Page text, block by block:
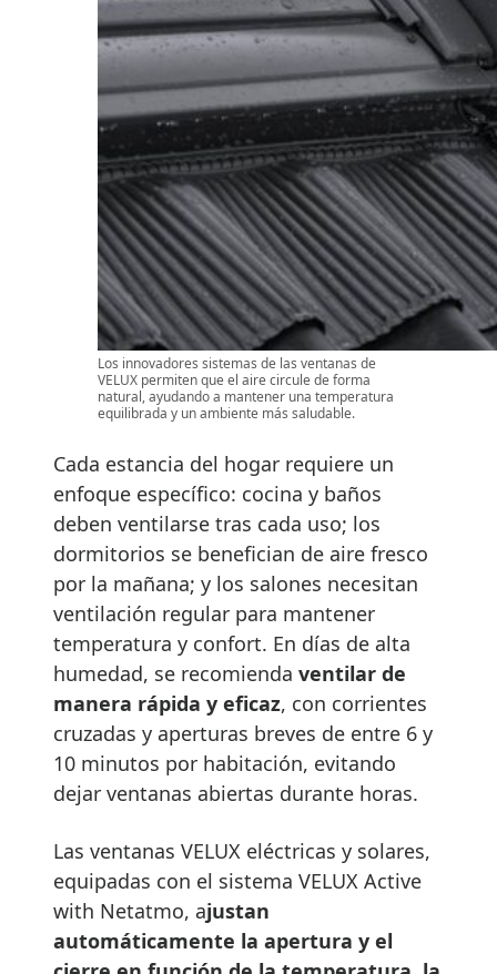
Los innovadores sistemas de las ventanas de
VELUX permiten que el aire circule de forma
natural, ayudando a mantener una temperatura
equilibrada y un ambiente más saludable.
Cada estancia del hogar requiere un
enfoque específico: cocina y baños
deben ventilarse tras cada uso; los
dormitorios se benefician de aire fresco
por la mañana; y los salones necesitan
ventilación regular para mantener
temperatura y confort. En días de alta
humedad, se recomienda ventilar de
manera rápida y eficaz, con corrientes
cruzadas y aperturas breves de entre 6 y
10 minutos por habitación, evitando
dejar ventanas abiertas durante horas.
Las ventanas VELUX eléctricas y solares,
equipadas con el sistema VELUX Active
with Netatmo, ajustan
automáticamente la apertura y el